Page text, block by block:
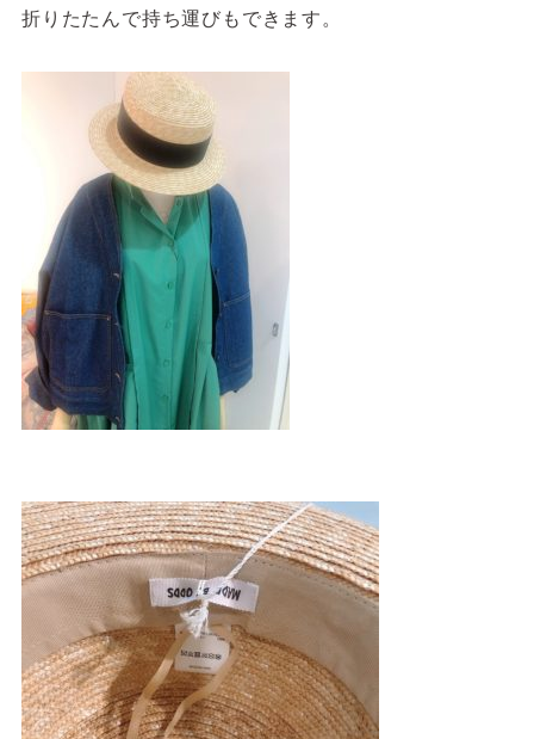
折りたたんで持ち運びもできます。